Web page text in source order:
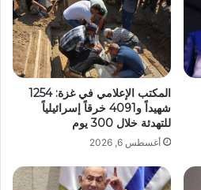
المكتب الإعلامي في غزة: 1254
شهيداً و4091 خرقاً إسرائيلياً
للتهدئة خلال 300 يوم
أغسطس 6, 2026